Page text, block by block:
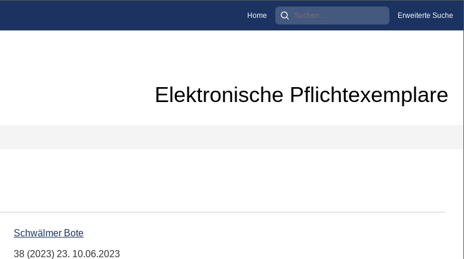
Home Erweiterte Suche
Elektronische Pflichtexemplare
Schwälmer Bote
38 (2023) 23. 10.06.2023